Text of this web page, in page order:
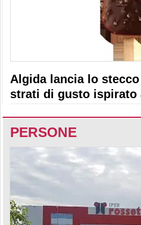
Algida lancia lo
strati di gusto ispirato
PERSONE